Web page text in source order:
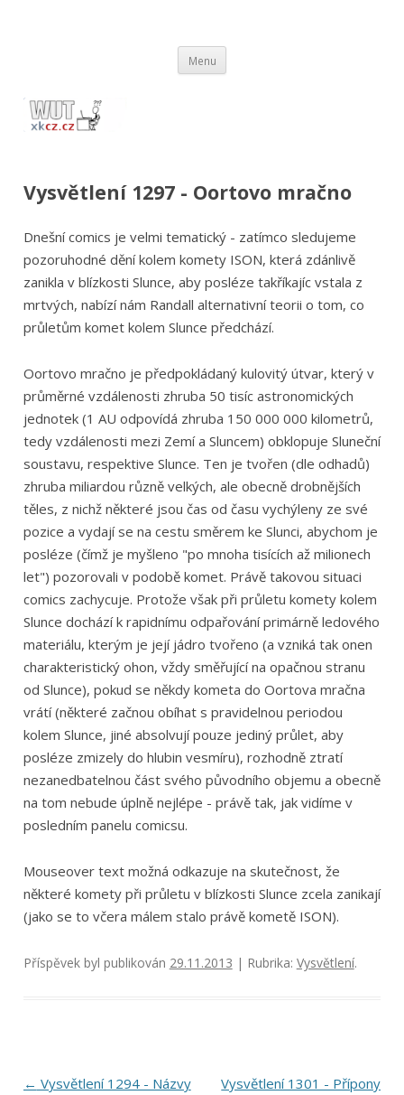
Menu
Vysvětlení 1297 - Oortovo mračno
Dnešní comics je velmi tematický - zatímco sledujeme
pozoruhodné dění kolem komety ISON, která zdánlivě
zanikla v blízkosti Slunce, aby posléze takříkajíc vstala z
mrtvých, nabízí nám Randall alternativní teorii o tom, co
průletům komet kolem Slunce předchází.
Oortovo mračno je předpokládaný kulovitý útvar, který v
průměrné vzdálenosti zhruba 50 tisíc astronomických
jednotek (1 AU odpovídá zhruba 150 000 000 kilometrů,
tedy vzdálenosti mezi Zemí a Sluncem) obklopuje Sluneční
soustavu, respektive Slunce. Ten je tvořen (dle odhadů)
zhruba miliardou různě velkých, ale obecně drobnějších
těles, z nichž některé jsou čas od času vychýleny ze své
pozice a vydají se na cestu směrem ke Slunci, abychom je
posléze (čímž je myšleno "po mnoha tisících až milionech
let") pozorovali v podobě komet. Právě takovou situaci
comics zachycuje. Protože však při průletu komety kolem
Slunce dochází k rapidnímu odpařování primárně ledového
materiálu, kterým je její jádro tvořeno (a vzniká tak onen
charakteristický ohon, vždy směřující na opačnou stranu
od Slunce), pokud se někdy kometa do Oortova mračna
vrátí (některé začnou obíhat s pravidelnou periodou
kolem Slunce, jiné absolvují pouze jediný průlet, aby
posléze zmizely do hlubin vesmíru), rozhodně ztratí
nezanedbatelnou část svého původního objemu a obecně
na tom nebude úplně nejlépe - právě tak, jak vidíme v
posledním panelu comicsu.
Mouseover text možná odkazuje na skutečnost, že
některé komety při průletu v blízkosti Slunce zcela zanikají
(jako se to včera málem stalo právě kometě ISON).
Příspěvek byl publikován 29.11.2013 | Rubrika: Vysvětlení.
Navigace
← Vysvětlení 1294 - Názvy
Vysvětlení 1301 - Přípony